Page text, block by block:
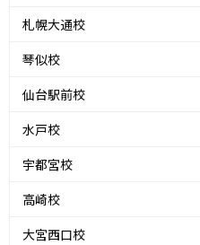
札幌大通校
琴似校
仙台駅前校
水戸校
宇都宮校
高崎校
大宮西口校